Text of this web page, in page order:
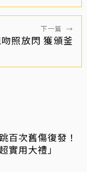
下一篇 →
照放閃 獲頒釜
百次舊傷復發！
實用大禮」